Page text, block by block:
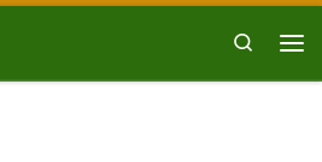
Search